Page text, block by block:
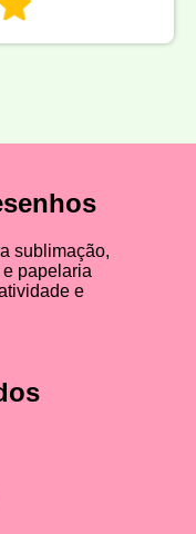
sublimação,
papelaria
e